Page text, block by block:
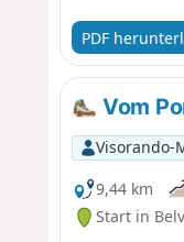
PDF
Vom
Visorando-
9,44 km
Start in